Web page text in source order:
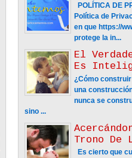
POLÍTICA DE
Política de
en que https://
protege la in...
El
Es
¿Cómo
una
nunca se
sino ...
Trono De
Es cierto que